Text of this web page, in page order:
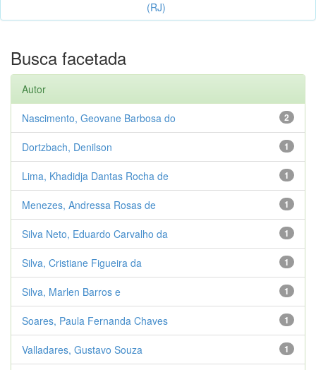
(RJ)
Busca facetada
Autor
2
Nascimento, Geovane Barbosa do
1
Dortzbach, Denilson
1
Lima, Khadidja Dantas Rocha de
1
Menezes, Andressa Rosas de
1
Silva Neto, Eduardo Carvalho da
1
Silva, Cristiane Figueira da
1
Silva, Marlen Barros e
1
Soares, Paula Fernanda Chaves
1
Valladares, Gustavo Souza